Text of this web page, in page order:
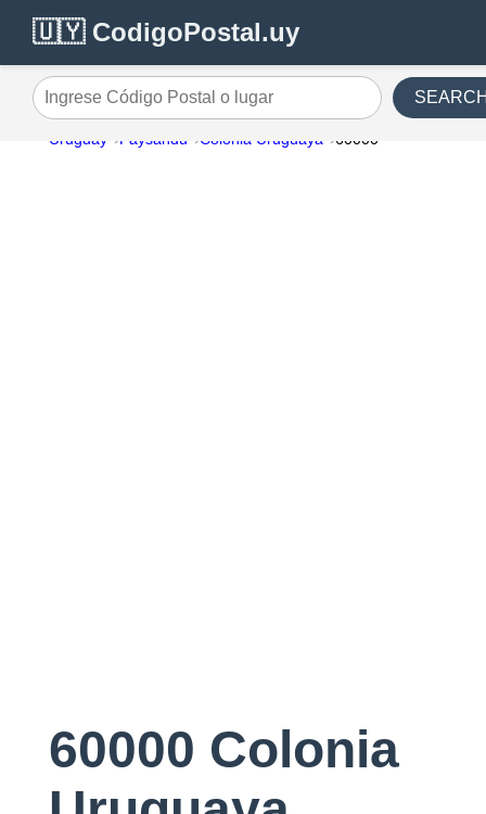
🇺🇾 CodigoPostal.uy
Ingrese Código Postal o lugar
Uruguay Paysandu Colonia Uruguaya 60000
60000 Colonia